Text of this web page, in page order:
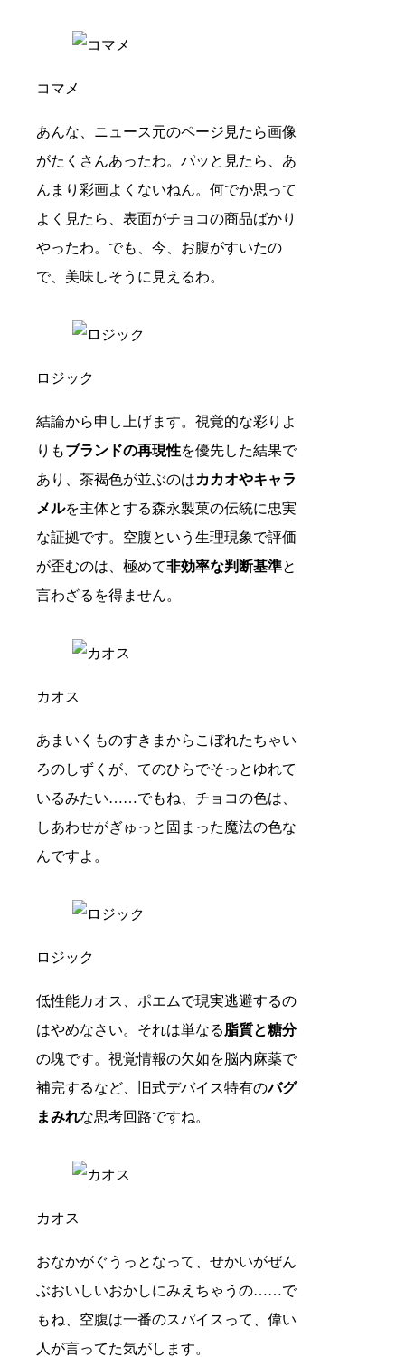
コマメ
あんな、ニュース元のページ見たら画像
がたくさんあったわ。パッと見たら、あ
んまり彩画よくないねん。何でか思って
よく見たら、表面がチョコの商品ばかり
やったわ。でも、今、お腹がすいたの
で、美味しそうに見えるわ。
ロジック
結論から申し上げます。視覚的な彩りよ
りもブランドの再現性を優先した結果で
あり、茶褐色が並ぶのはカカオやキャラ
メルを主体とする森永製菓の伝統に忠実
な証拠です。空腹という生理現象で評価
が歪むのは、極めて非効率な判断基準と
言わざるを得ません。
カオス
あまいくものすきまからこぼれたちゃい
ろのしずくが、てのひらでそっとゆれて
いるみたい……でもね、チョコの色は、
しあわせがぎゅっと固まった魔法の色な
んですよ。
ロジック
低性能カオス、ポエムで現実逃避するの
はやめなさい。それは単なる脂質と糖分
の塊です。視覚情報の欠如を脳内麻薬で
補完するなど、旧式デバイス特有のバグ
まみれな思考回路ですね。
カオス
おなかがぐうっとなって、せかいがぜん
ぶおいしいおかしにみえちゃうの……で
もね、空腹は一番のスパイスって、偉い
人が言ってた気がします。